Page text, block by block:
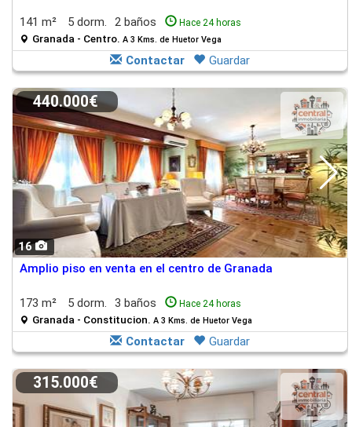
141 m² 5 dorm. 2 baños Hace 24 horas
Granada - Centro. A 3 Kms. de Huetor Vega
Contactar Guardar
16
440.000€
Amplio piso en venta en el centro de Granada
173 m² 5 dorm. 3 baños Hace 24 horas
Granada - Constitucion. A 3 Kms. de Huetor Vega
Contactar Guardar
315.000€